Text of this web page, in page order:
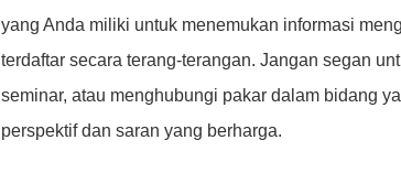
yang Anda miliki untuk menemukan informasi
terdaftar secara terang-terangan. Jangan segan
seminar, atau menghubungi pakar dalam bidang
perspektif dan saran yang berharga.